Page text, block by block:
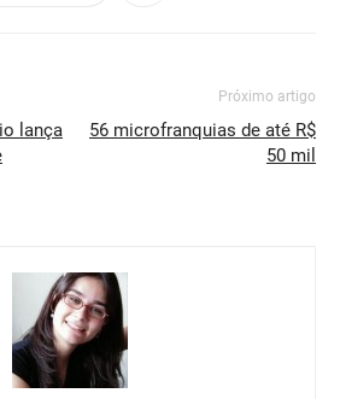
lança
Próximo artigo
56 microfranquias de até R$
50 mil